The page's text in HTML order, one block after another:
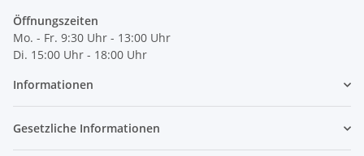
Öffnungszeiten
Mo. - Fr. 9:30 Uhr - 13:00 Uhr
Di. 15:00 Uhr - 18:00 Uhr
Informationen
Gesetzliche Informationen